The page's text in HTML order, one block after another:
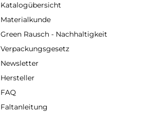
Katalogübersicht
Materialkunde
Green Rausch - Nachhaltigkeit
Verpackungsgesetz
Newsletter
Hersteller
FAQ
Faltanleitung